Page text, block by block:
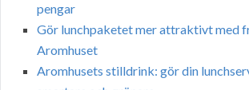
pengar
Gör lunchpaketet mer attraktivt med
Aromhuset
Aromhusets stilldrink: gör din